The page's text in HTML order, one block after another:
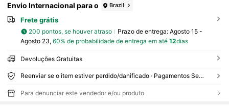
Envio Internacional para o Brazil
Frete grátis
200 pontos, se houver atraso Prazo de entrega: Agosto 15 -
Agosto 23, 60% de probabilidade de entrega em até 12dias
Devoluções Gratuitas
Reenviar se o item estiver perdido/danificado · Pagamentos Seguros · Proteção de privacidade
Para denunciar este vendedor e/ou produto